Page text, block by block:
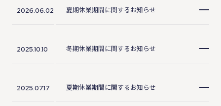
2026.06.02 夏期休業期間に関するお知らせ
2025.10.10 冬期休業期間に関するお知らせ
2025.07.17 夏期休業期間に関するお知らせ